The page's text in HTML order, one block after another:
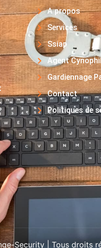
A propos
Services
Ssiap
Agent
Gardiennage
Contact
Politiques de
Security | Tous droits